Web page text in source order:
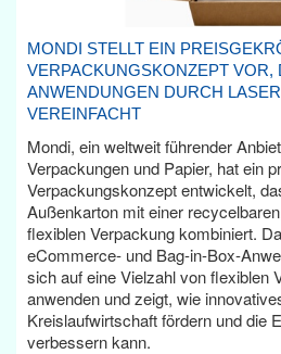
MONDI STELLT EIN
VERPACKUNGSKONZEPT VOR,
ANWENDUNGEN DURCH
VEREINFACHT
Mondi, ein weltweit führender
Verpackungen und Papier, hat ein
Verpackungskonzept entwickelt,
Außenkarton mit einer
flexiblen Verpackung kombiniert.
eCommerce- und Bag-in-Box-
sich auf eine Vielzahl von flexiblen
anwenden und zeigt, wie
Kreislaufwirtschaft fördern und die
verbessern kann.